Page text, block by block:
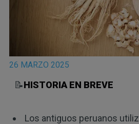
26 MARZO 2025
📝HISTORIA EN BREVE
Los antiguos peruanos